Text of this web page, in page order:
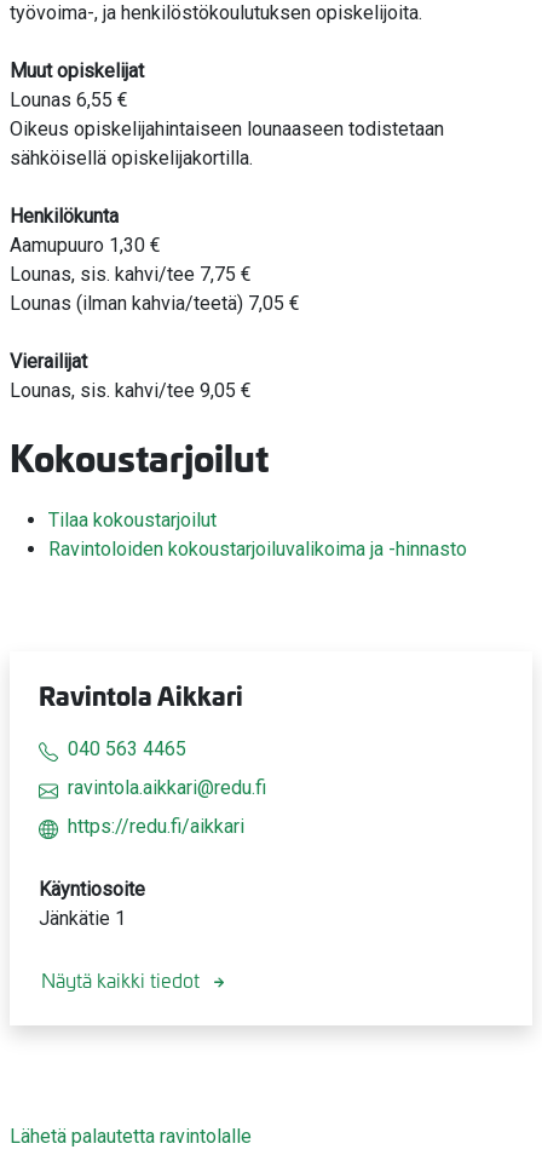
työvoima-, ja henkilöstökoulutuksen opiskelijoita.
Muut opiskelijat
Lounas 6,55 €
Oikeus opiskelijahintaiseen lounaaseen todistetaan
sähköisellä opiskelijakortilla.
Henkilökunta
Aamupuuro 1,30 €
Lounas, sis. kahvi/tee 7,75 €
Lounas (ilman kahvia/teetä) 7,05 €
Vierailijat
Lounas, sis. kahvi/tee 9,05 €
Kokoustarjoilut
Tilaa kokoustarjoilut
Ravintoloiden kokoustarjoiluvalikoima ja -hinnasto
Ravintola Aikkari
040 563 4465
ravintola.aikkari@redu.fi
https://redu.fi/aikkari
Käyntiosoite
Jänkätie 1
Näytä kaikki tiedot
Lähetä palautetta ravintolalle